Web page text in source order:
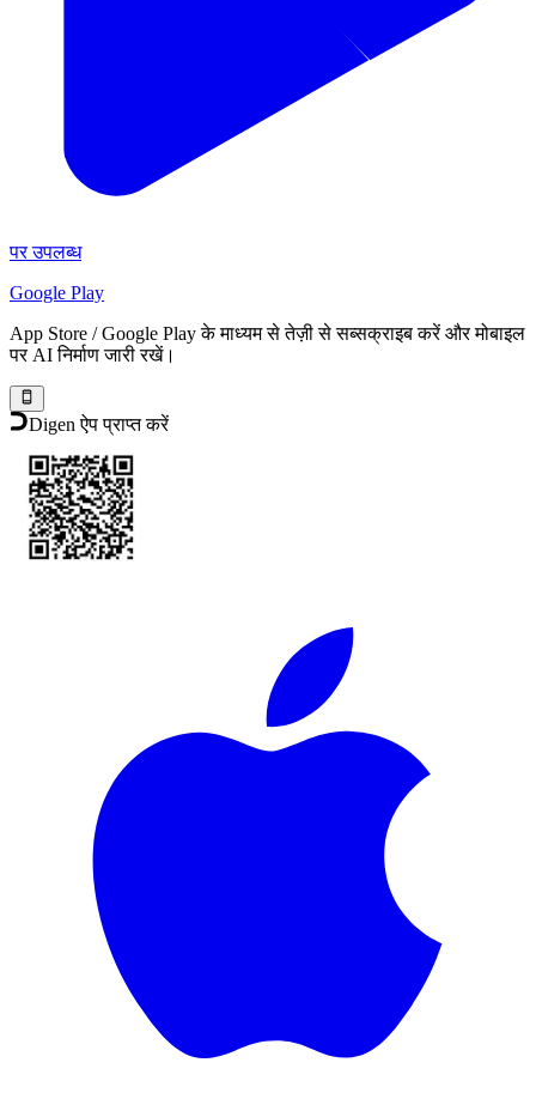
पर उपलब्ध
Google Play
App Store / Google Play के माध्यम से तेज़ी से सब्सक्राइब करें और मोबाइल
पर AI निर्माण जारी रखें।
Digen ऐप प्राप्त करें